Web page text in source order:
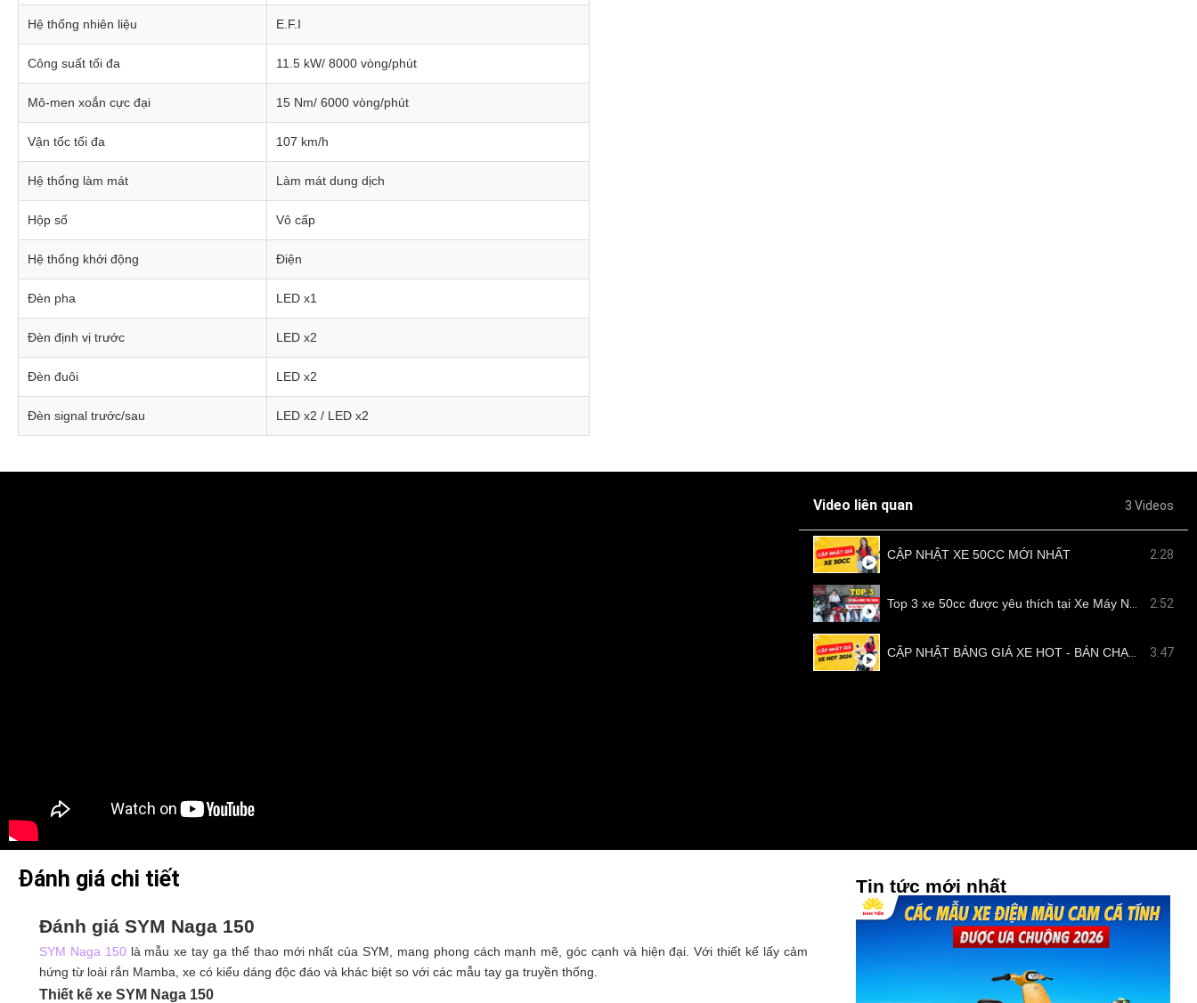
Hệ thống nhiên liệu E.F.I
Công suất tối đa 11.5 kW/ 8000 vòng/phút
Mô-men xoắn cực đại 15 Nm/ 6000 vòng/phút
Vận tốc tối đa 107 km/h
Hệ thống làm mát Làm mát dung dịch
Hộp số Vô cấp
Hệ thống khởi động Điện
Đèn pha LED x1
Đèn định vị trước LED x2
Đèn đuôi LED x2
Đèn signal trước/sau LED x2 / LED x2
Video liên quan 3 Videos
CẬP NHẬT XE 50CC MỚI NHẤT 2:28
2:52
3:47
Đánh giá chi tiết
Đánh giá SYM Naga 150
SYM Naga 150là mẫu xe tay ga thể thao mới nhất của SYM, mang phong cách mạnh mẽ, góc cạnh và hiện đại. Với thiết kế lấy cảm
hứng từ loài rắn Mamba, xe có kiểu dáng độc đáo và khác biệt so với các mẫu tay ga truyền thống.
Thiết kế xe SYM Naga 150
Tin tức mới nhất